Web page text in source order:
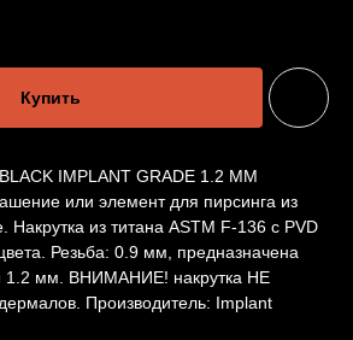
Купить
IMPLANT GRADE 1.2 ММ
или элемент для пирсинга из
Накрутка из титана ASTM F-136 с PVD
Резьба: 0.9 мм, предназначена
1.2 мм. ВНИМАНИЕ! накрутка НЕ
Производитель: Implant